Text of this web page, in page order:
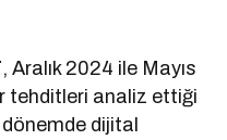
, Aralık 2024 ile Mayıs
tehditleri analiz ettiği
dönemde dijital